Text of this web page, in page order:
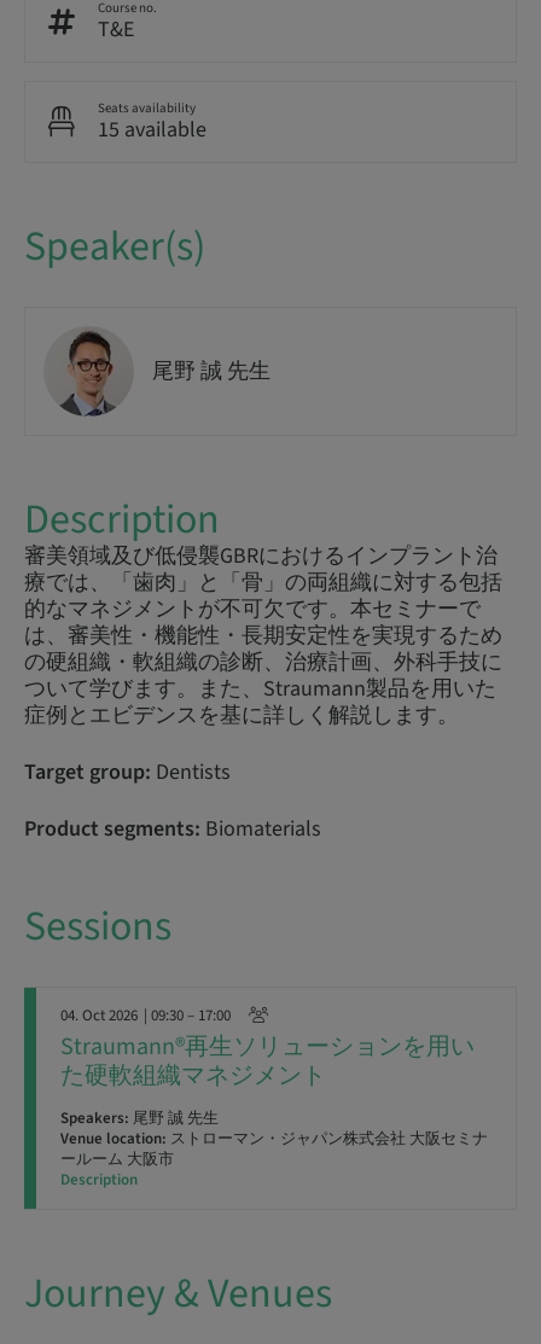
Course no.
T&E
Seats availability
15 available
Speaker(s)
尾野 誠 先生
Description
審美領域及び低侵襲GBRにおけるインプラント治
療では、「歯肉」と「骨」の両組織に対する包括
的なマネジメントが不可欠です。本セミナーで
は、審美性・機能性・長期安定性を実現するため
の硬組織・軟組織の診断、治療計画、外科手技に
ついて学びます。また、Straumann製品を用いた
症例とエビデンスを基に詳しく解説します。
Target group: Dentists
Product segments: Biomaterials
Sessions
04. Oct 2026 | 09:30 – 17:00
Straumann®再生ソリューションを用い
た硬軟組織マネジメント
Speakers: 尾野 誠 先生
Venue location: ストローマン・ジャパン株式会社 大阪セミナ
ールーム 大阪市
Description
Journey & Venues